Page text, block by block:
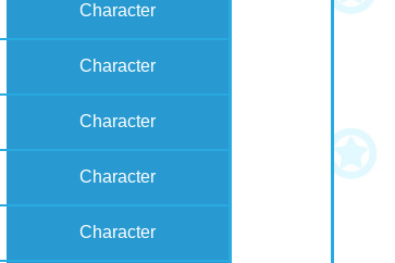
Character
Character
Character
Character
Character